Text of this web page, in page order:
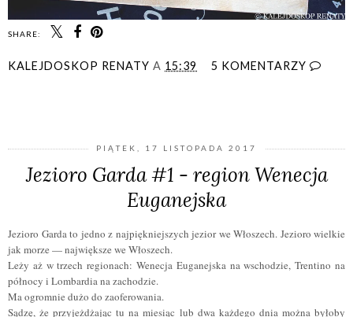
SHARE:
KALEJDOSKOP RENATY A 15:39 5 KOMENTARZY
PIĄTEK, 17 LISTOPADA 2017
Jezioro Garda #1 - region Wenecja
Euganejska
Jezioro Garda to jedno z najpiękniejszych jezior we Włoszech. Jezioro wielkie
jak morze — największe we Włoszech.
Leży aż w trzech regionach: Wenecja Euganejska na wschodzie, Trentino na
północy i Lombardia na zachodzie.
Ma ogromnie dużo do zaoferowania.
Sądzę, że przyjeżdżając tu na miesiąc lub dwa każdego dnia można byłoby